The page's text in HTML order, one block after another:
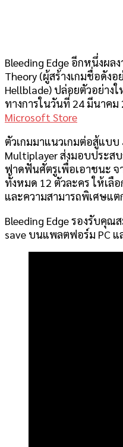
Bleeding Edge อีกหนึ่งผ
Theory (ผู้สร้างเกมชื่อดังอ
Hellblade) ปล่อยตัวอย่าง
ทางการในวันที่ 24 มีนาค
Microsoft Store
ตัวเกมมาแนวเกมต่อสู้แบบ
Multiplayer ส่งมอบประ
ฟาดฟันศัตรูเพื่อเอาชนะ จ
ทั้งหมด 12 ตัวละคร ให้เ
และความสามารถพิเศษแต
Bleeding Edge รองรับคุณ
save บนแพลตฟอร์ม PC แ